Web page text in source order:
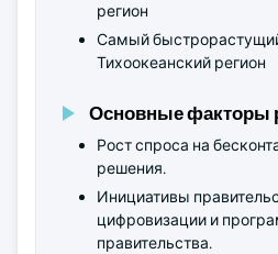
регион
Самый
Тихоокеанский регион
Основные факторы
Рост спроса на
решения.
Инициативы
цифровизации и
правительства.